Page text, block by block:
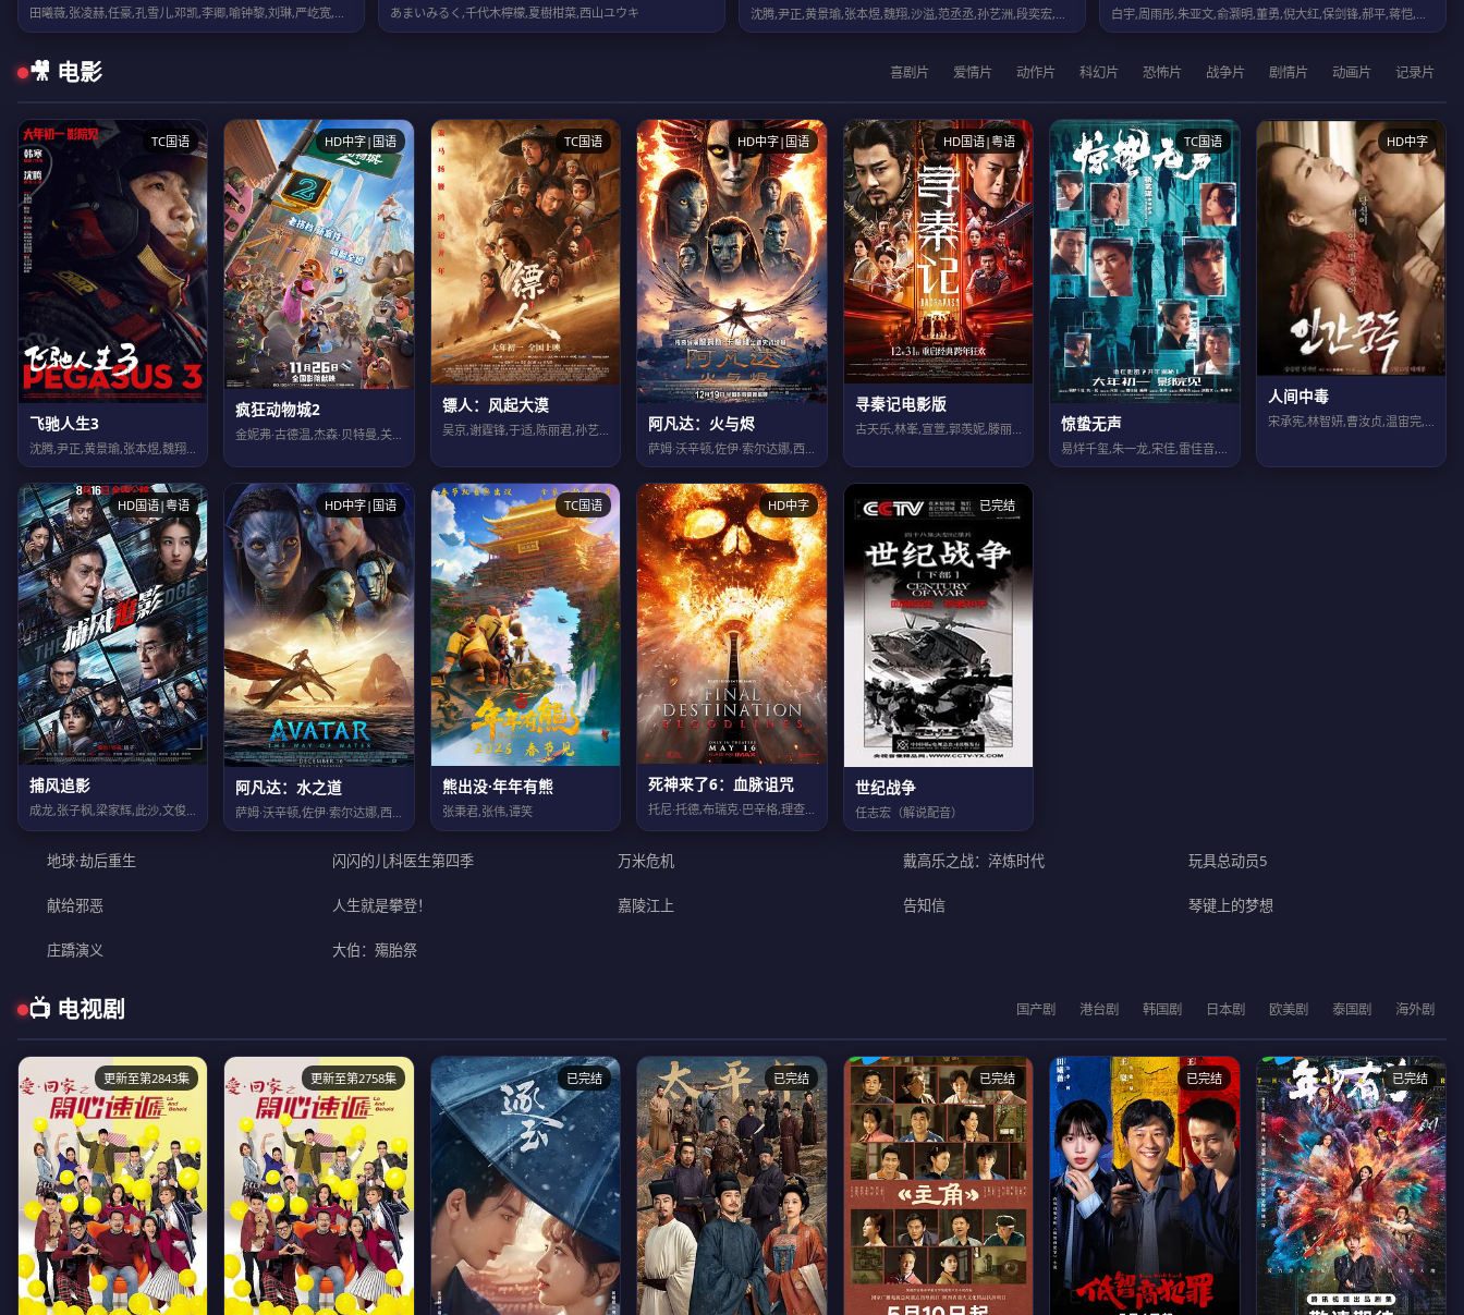
あまいみるく,千代木檸檬,夏樹柑菜,西山ユウキ 沈腾,尹正,黄景瑜,张本煜,魏翔,沙溢,范丞丞,孙艺洲,段奕宏,张新成,胡先煦,... 白宇,周雨彤,朱亚文,俞灏明,董勇,倪大红,保剑锋,郝平,蒋恺,尤勇智,张晓晨,...
🎥 电影 喜剧片 爱情片 动作片 科幻片 恐怖片 战争片 剧情片 动画片 记录片
TC国语
飞驰人生3
沈腾,尹正,黄景瑜,张本煜,魏翔,沙溢,范丞丞,孙艺洲,段奕宏,张新成,胡先煦,...
HD中字|国语
疯狂动物城2
金妮弗·古德温,杰森·贝特曼,关继威,福琼·费姆斯特,安迪·萨姆伯格,大卫·斯特...
TC国语
镖人：风起大漠
吴京,谢霆锋,于适,陈丽君,孙艺洲,此沙,李云霄,梁家辉,张晋,惠英红,张译,李...
HD中字|国语
阿凡达：火与烬
萨姆·沃辛顿,佐伊·索尔达娜,西格妮·韦弗,史蒂芬·朗,奥娜·卓别林,大卫·休里...
HD国语|粤语
寻秦记电影版
古天乐,林峯,宣萱,郭羡妮,滕丽名,白百何,苗侨伟,张继聪,朱鉴然,吴樾,洪天明...
TC国语
惊蛰无声
易烊千玺,朱一龙,宋佳,雷佳音,杨幂,张译,刘诗诗,刘耀文,林博洋,潘斌龙,姚安...
HD中字
人间中毒
宋承宪,林智妍,曹汝贞,温宙完,柳海真,全慧珍,郑元中,金惠娜
HD国语|粤语
捕风追影
HD中字|国语
阿凡达：水之道
萨姆·沃辛顿,佐伊·索尔达娜,西格妮·韦弗,史蒂芬·朗,克利夫·柯蒂斯,乔·大卫...
TC国语
熊出没·年年有熊
张秉君,张伟,谭笑
HD中字
死神来了6：血脉诅咒
托尼·托德,布瑞克·巴辛格,理查德·哈蒙,艾普尔·特莱克,莱亚·吉斯特德,凯特琳...
已完结
世纪战争
任志宏（解说配音）
地球·劫后重生 闪闪的儿科医生第四季 万米危机 戴高乐之战：淬炼时代 玩具总动员5
献给邪恶 人生就是攀登！ 嘉陵江上 告知信 琴键上的梦想
庄蹻演义 大伯：殤胎祭
📺 电视剧 国产剧 港台剧 韩国剧 日本剧 欧美剧 泰国剧 海外剧
更新至第2843集 更新至第2758集 已完结 已完结 已完结 已完结 已完结